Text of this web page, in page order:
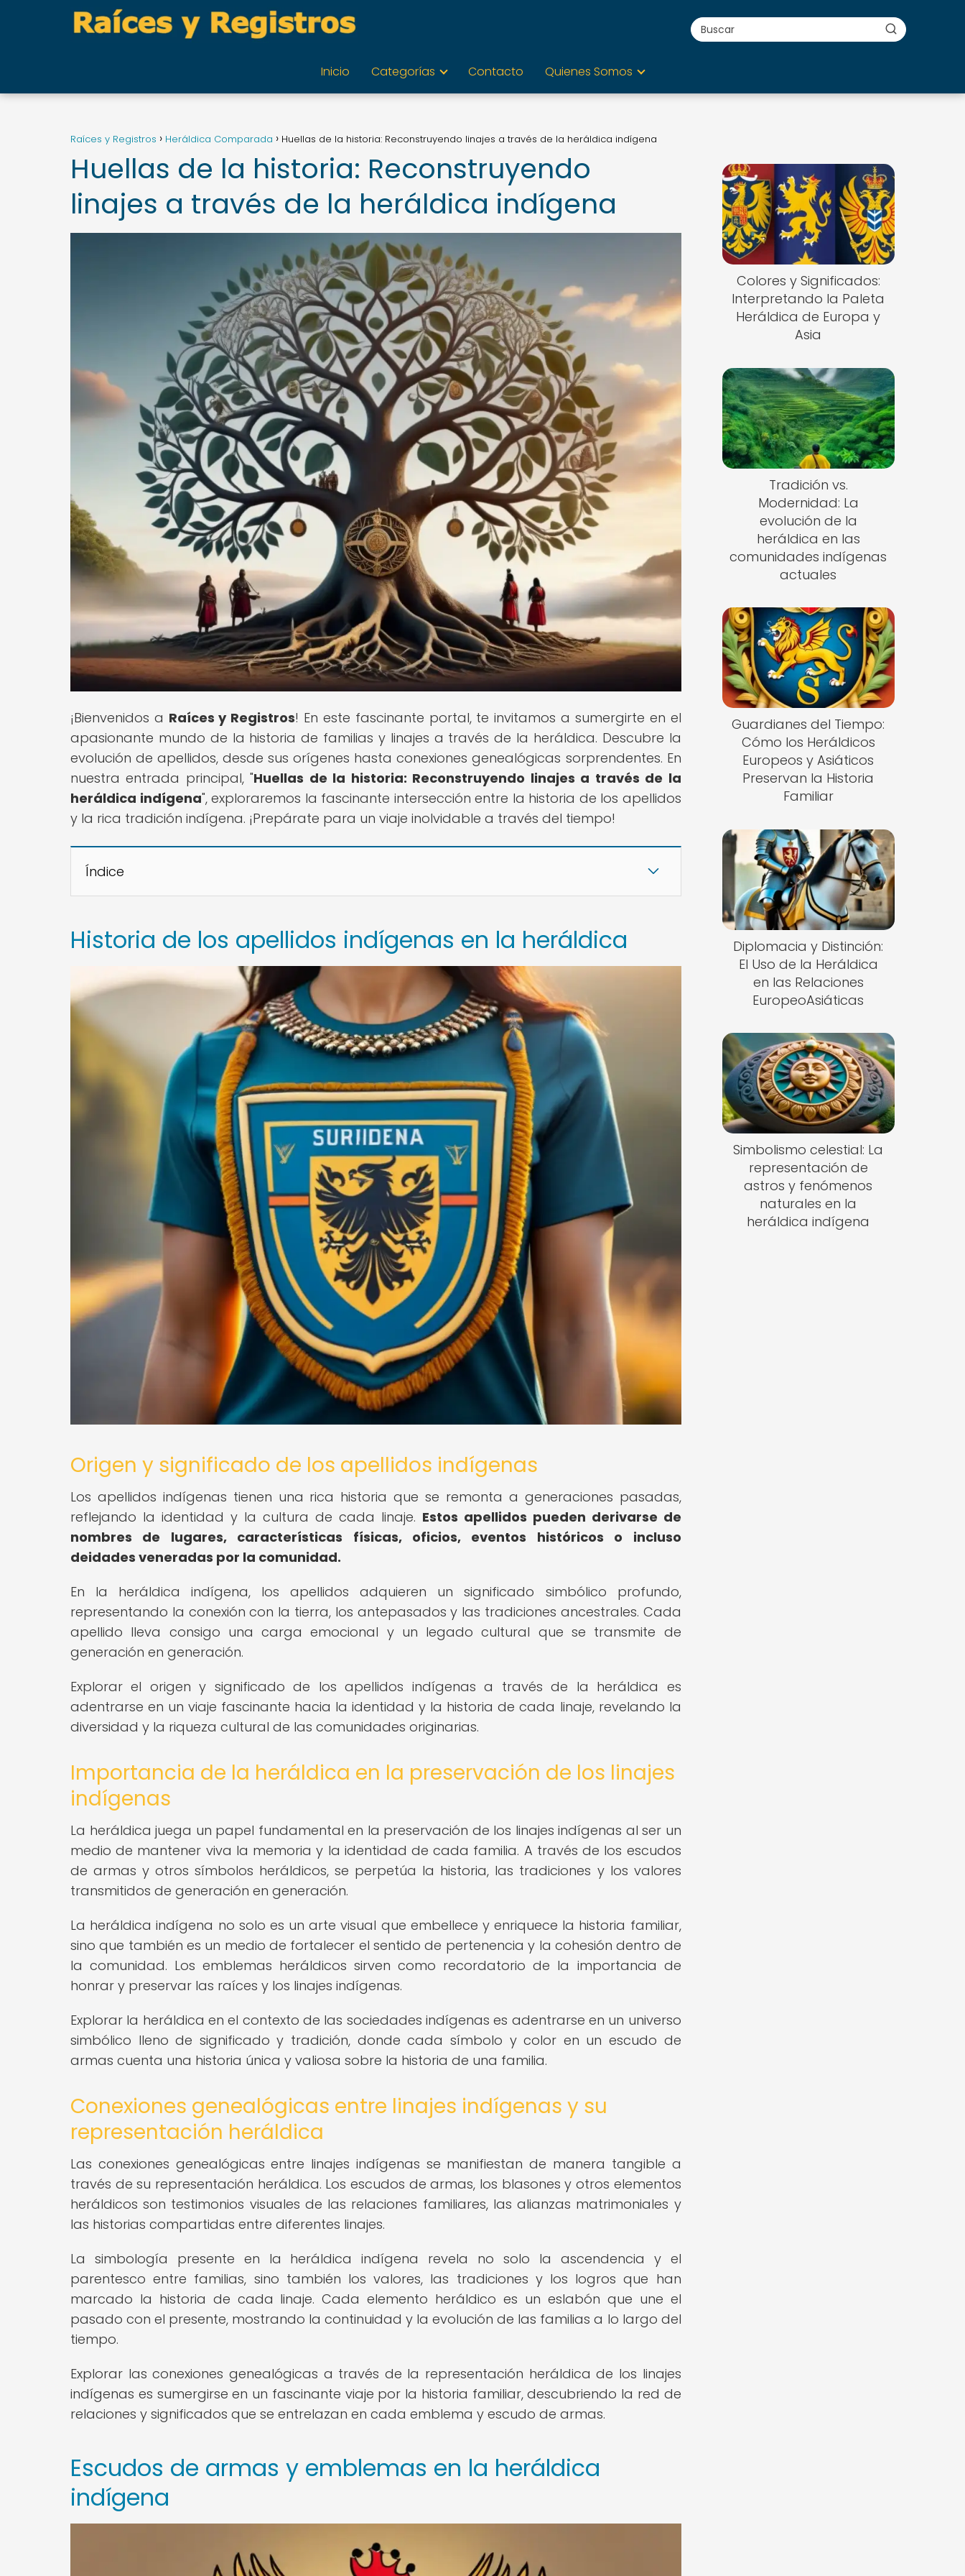
Inicio Categorías Contacto Quienes Somos
Raíces y Registros Heráldica Comparada Huellas de la historia: Reconstruyendo linajes a través de la heráldica indígena
Huellas de la historia: Reconstruyendo
linajes a través de la heráldica indígena
¡Bienvenidos a Raíces y Registros! En este fascinante portal, te invitamos a sumergirte en el
apasionante mundo de la historia de familias y linajes a través de la heráldica. Descubre la
evolución de apellidos, desde sus orígenes hasta conexiones genealógicas sorprendentes. En
nuestra entrada principal, "Huellas de la historia: Reconstruyendo linajes a través de la
heráldica indígena", exploraremos la fascinante intersección entre la historia de los apellidos
y la rica tradición indígena. ¡Prepárate para un viaje inolvidable a través del tiempo!
Índice
Historia de los apellidos indígenas en la heráldica
Origen y significado de los apellidos indígenas
Los apellidos indígenas tienen una rica historia que se remonta a generaciones pasadas,
reflejando la identidad y la cultura de cada linaje. Estos apellidos pueden derivarse de
nombres de lugares, características físicas, oficios, eventos históricos o incluso
deidades veneradas por la comunidad.
En la heráldica indígena, los apellidos adquieren un significado simbólico profundo,
representando la conexión con la tierra, los antepasados y las tradiciones ancestrales. Cada
apellido lleva consigo una carga emocional y un legado cultural que se transmite de
generación en generación.
Explorar el origen y significado de los apellidos indígenas a través de la heráldica es
adentrarse en un viaje fascinante hacia la identidad y la historia de cada linaje, revelando la
diversidad y la riqueza cultural de las comunidades originarias.
Importancia de la heráldica en la preservación de los linajes
indígenas
La heráldica juega un papel fundamental en la preservación de los linajes indígenas al ser un
medio de mantener viva la memoria y la identidad de cada familia. A través de los escudos
de armas y otros símbolos heráldicos, se perpetúa la historia, las tradiciones y los valores
transmitidos de generación en generación.
La heráldica indígena no solo es un arte visual que embellece y enriquece la historia familiar,
sino que también es un medio de fortalecer el sentido de pertenencia y la cohesión dentro de
la comunidad. Los emblemas heráldicos sirven como recordatorio de la importancia de
honrar y preservar las raíces y los linajes indígenas.
Explorar la heráldica en el contexto de las sociedades indígenas es adentrarse en un universo
simbólico lleno de significado y tradición, donde cada símbolo y color en un escudo de
armas cuenta una historia única y valiosa sobre la historia de una familia.
Conexiones genealógicas entre linajes indígenas y su
representación heráldica
Las conexiones genealógicas entre linajes indígenas se manifiestan de manera tangible a
través de su representación heráldica. Los escudos de armas, los blasones y otros elementos
heráldicos son testimonios visuales de las relaciones familiares, las alianzas matrimoniales y
las historias compartidas entre diferentes linajes.
La simbología presente en la heráldica indígena revela no solo la ascendencia y el
parentesco entre familias, sino también los valores, las tradiciones y los logros que han
marcado la historia de cada linaje. Cada elemento heráldico es un eslabón que une el
pasado con el presente, mostrando la continuidad y la evolución de las familias a lo largo del
tiempo.
Explorar las conexiones genealógicas a través de la representación heráldica de los linajes
indígenas es sumergirse en un fascinante viaje por la historia familiar, descubriendo la red de
relaciones y significados que se entrelazan en cada emblema y escudo de armas.
Escudos de armas y emblemas en la heráldica
indígena
Colores y Significados:
Interpretando la Paleta
Heráldica de Europa y
Asia
Tradición vs.
Modernidad: La
evolución de la
heráldica en las
comunidades indígenas
actuales
Guardianes del Tiempo:
Cómo los Heráldicos
Europeos y Asiáticos
Preservan la Historia
Familiar
Diplomacia y Distinción:
El Uso de la Heráldica
en las Relaciones
EuropeoAsiáticas
Simbolismo celestial: La
representación de
astros y fenómenos
naturales en la
heráldica indígena